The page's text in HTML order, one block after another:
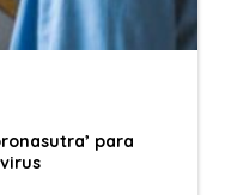
para